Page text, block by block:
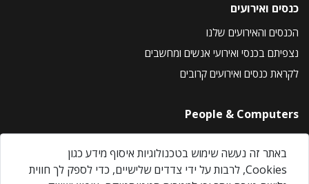
כנסים ואירועים
הכנסים והאירועים שלנו
נצפיתם בכנסי ואירועי אנשים ומחשבים
לקראת כנסים ואירועים קרובים
People & Computers
About Us
Privacy Policy
Contact Us
באתר זה נעשה שימוש בטכנולוגיות איסוף מידע כגון
Cookies, לרבות על ידי צדדים שלישיים, כדי לספק לך חווית